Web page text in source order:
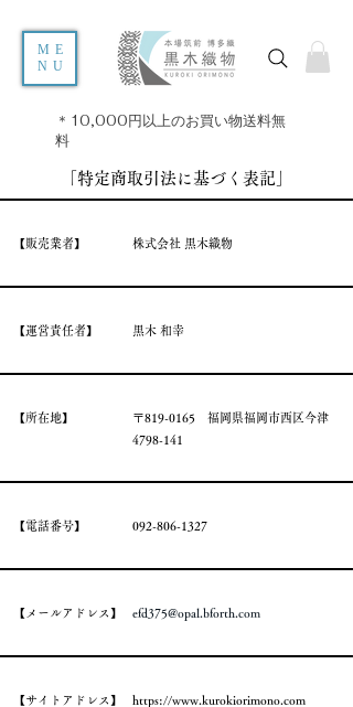
ME
NU
＊10,000円以上のお買い物送料無
料
​「特定商取引法に基づく表記」
​【販売業者】 ​株式会社 黒木織物
​【運営責任者】 ​黒木 和幸
​【所在地】
​〒819-0165 福岡県福岡市西区今津
4798-141
​【電話番号】 092-806-1327
​【メールアドレス】 efd375@opal.bforth.com
​【サイトアドレス】 https://www.kurokiorimono.com